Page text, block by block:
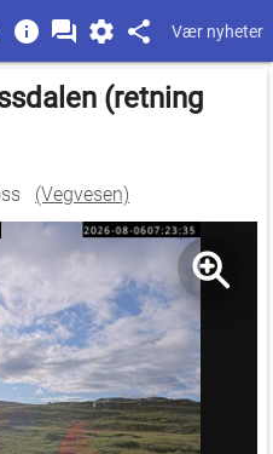
Vær nyheter
(retning
(Vegvesen)